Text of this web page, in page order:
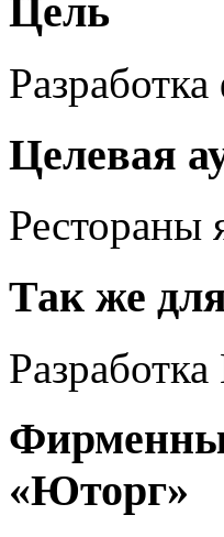
Цель
Целевая
Рестораны
Так же
«Юторг»